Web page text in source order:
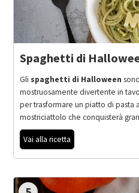
Spaghetti di
Gli spaghetti di Halloween
mostruosamente divertente in
per trasformare un piatto di pasta
mostriciattolo che conquisterà
Vai alla ricetta